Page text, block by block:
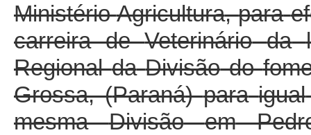
Ministério Agricultura,para
carreiradeVeterinário da
Regionalda Divisãodo
Grossa, (Paraná)para igual
mesma
Divisão em